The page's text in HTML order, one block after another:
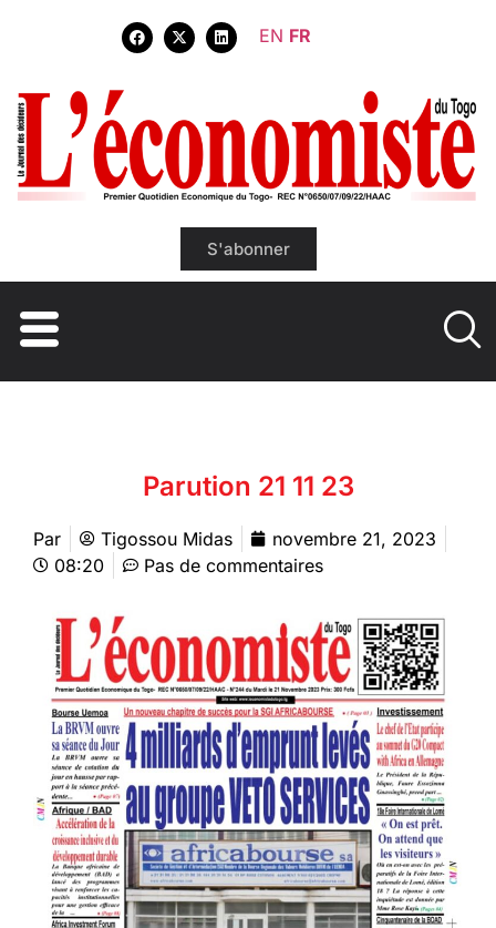
EN FR
S'abonner
Parution 21 11 23
Par Tigossou Midas
novembre 21, 2023
08:20
Pas de commentaires